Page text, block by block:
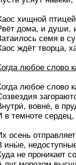
хищной
дома, и души,
семя в
ждёт творца,
любое слово
любое слово
вовне́, в
в темноте сердец,
осень
ины́е,
не проникает